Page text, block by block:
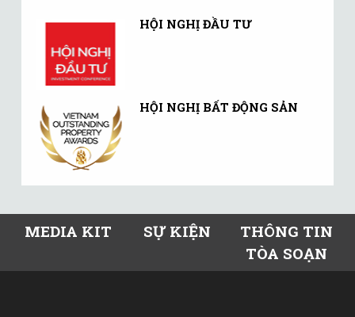
HỘI NGHỊ ĐẦU TƯ
HỘI NGHỊ BẤT ĐỘNG SẢN
MEDIA KIT SỰ KIỆN
THÔNG TIN
TÒA SOẠN